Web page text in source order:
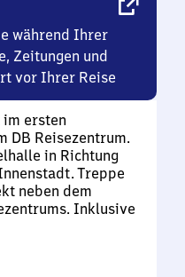
während Ihrer
Zeitungen und
vor Ihrer Reise
im ersten
DB Reisezentrum.
in Richtung
Treppe
neben dem
Inklusive